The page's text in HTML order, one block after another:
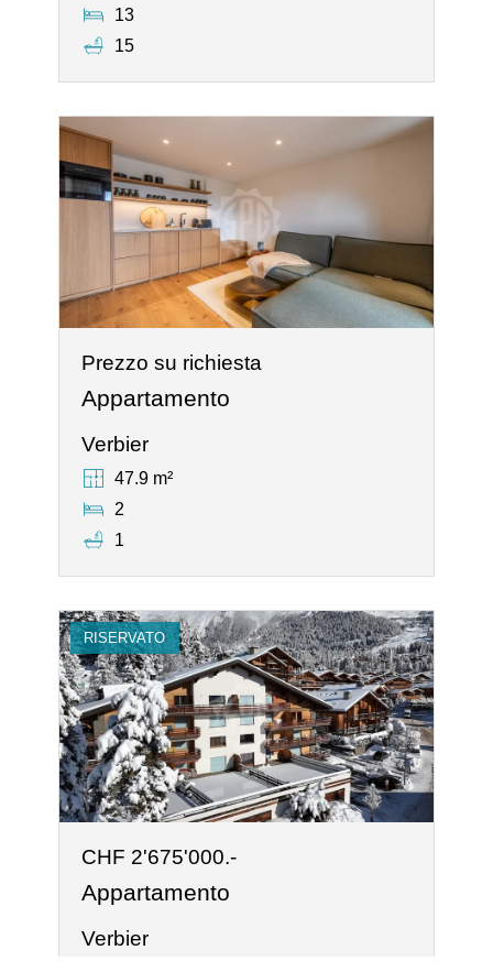
13
15
Prezzo su richiesta
Appartamento
Verbier
47.9 m²
2
1
RISERVATO
CHF 2'675'000.-
Appartamento
Verbier